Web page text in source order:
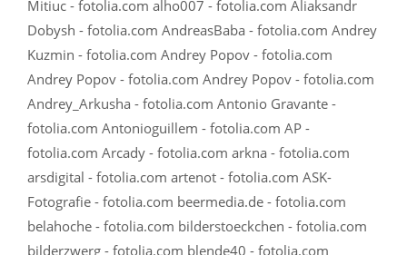
Mitiuc - fotolia.com alho007 - fotolia.com Aliaksandr
Dobysh - fotolia.com AndreasBaba - fotolia.com Andrey
Kuzmin - fotolia.com Andrey Popov - fotolia.com
Andrey Popov - fotolia.com Andrey Popov - fotolia.com
Andrey_Arkusha - fotolia.com Antonio Gravante -
fotolia.com Antonioguillem - fotolia.com AP -
fotolia.com Arcady - fotolia.com arkna - fotolia.com
arsdigital - fotolia.com artenot - fotolia.com ASK-
Fotografie - fotolia.com beermedia.de - fotolia.com
belahoche - fotolia.com bilderstoeckchen - fotolia.com
bilderzwerg - fotolia.com blende40 - fotolia.com